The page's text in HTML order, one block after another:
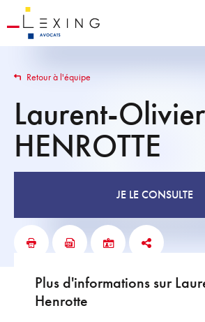
Retour à l'équipe
Laurent-Olivier
HENROTTE
JE LE CONSULTE
Plus d'informations sur
Henrotte